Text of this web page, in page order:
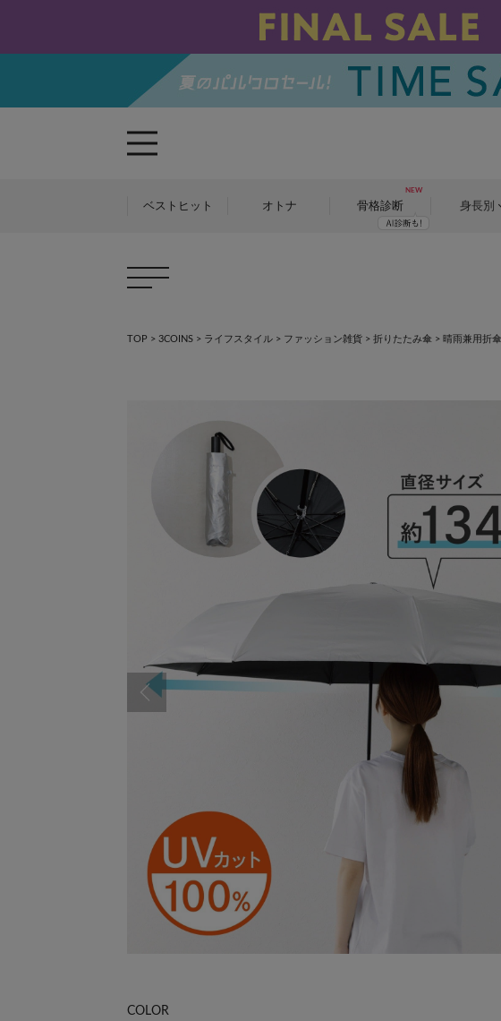
ベストヒット オトナ 骨格診断 身長別
TOP > 3COINS > ライフスタイル > ファッション雑貨 > 折りたたみ傘 > 晴雨兼用折
COLOR